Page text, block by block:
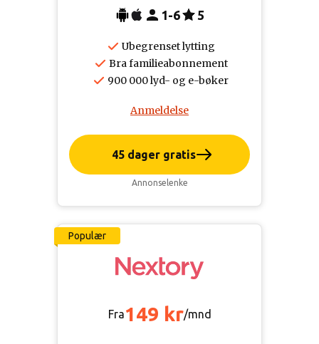
1-6 5
Ubegrenset lytting
Bra familieabonnement
900 000 lyd- og e-bøker
Anmeldelse
45 dager gratis
Annonselenke
Populær
Fra149 kr/mnd